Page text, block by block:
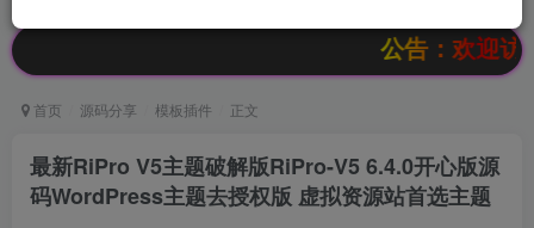
公告：欢迎访问辰光资源
首页 源码分享 模板插件 正文
最新RiPro V5主题破解版RiPro-V5 6.4.0开心版源
码WordPress主题去授权版 虚拟资源站首选主题